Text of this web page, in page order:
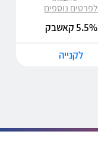
לפרטים נוספים
5.5% קאשבק
לקנייה